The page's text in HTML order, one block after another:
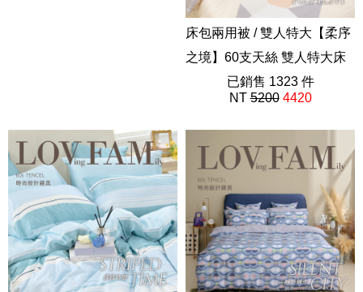
床包兩用被 / 雙人特大【柔序
之境】60支天絲 雙人特大床
包兩用被套組 抗菌兩用被 獨
家設計 FORME
202508新品
已銷售 1323 件
NT5200 4420